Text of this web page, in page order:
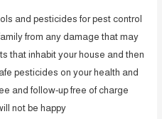
and pesticides for pest control
from any damage that may
that inhabit your house and then
pesticides on your health and
and follow-up free of charge
not be happy.